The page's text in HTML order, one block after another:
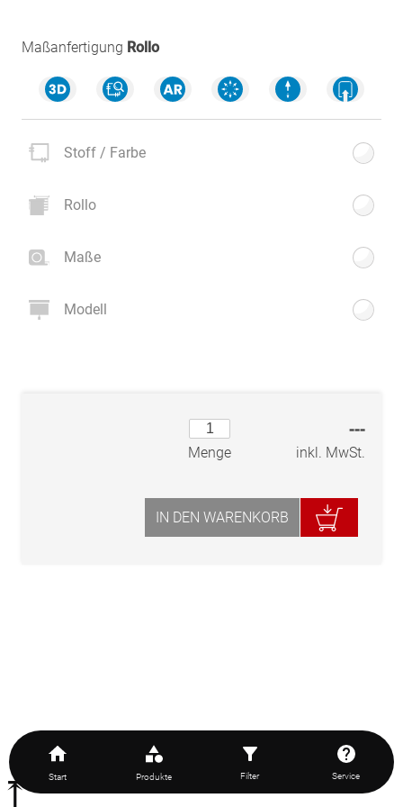
Maßanfertigung Rollo
Stoff / Farbe
Rollo
Maße
Modell
Menge
---
inkl. MwSt.
IN DEN WARENKORB
⤒ Start Produkte Filter Service